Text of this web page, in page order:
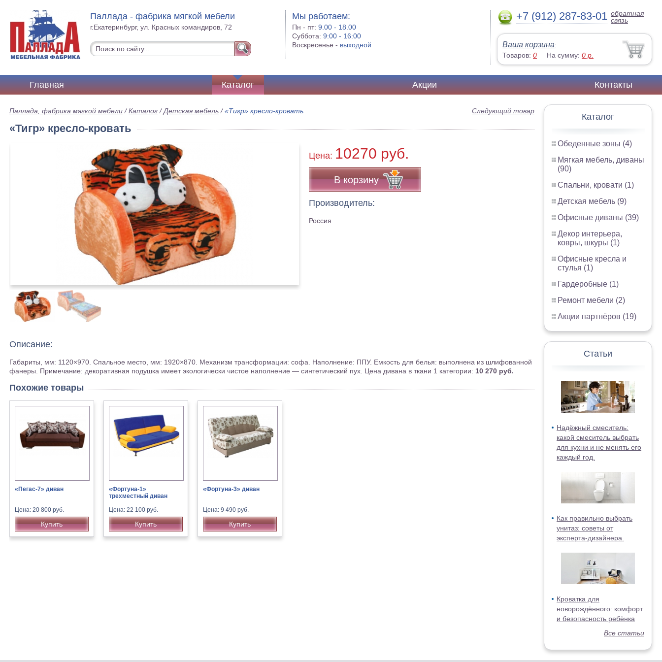
Паллада - фабрика мягкой мебели
г.Екатеринбург, ул. Красных командиров, 72
Мы работаем:
Пн - пт:9.00 - 18.00
Суббота:9:00 - 16:00
Воскресенье - выходной
+7 (912) 287-83-01 обратная
связь
Ваша корзина:
Товаров: 0 На сумму: 0 р.
Главная Каталог Акции Контакты
Каталог
Обеденные зоны (4)
Мягкая мебель, диваны
(90)
Спальни, кровати (1)
Детская мебель (9)
Офисные диваны (39)
Декор интерьера,
ковры, шкуры (1)
Офисные кресла и
стулья (1)
Гардеробные (1)
Ремонт мебели (2)
Акции партнёров (19)
Статьи
Надёжный смеситель:
какой смеситель выбрать
для кухни и не менять его
каждый год.
Как правильно выбрать
унитаз: советы от
эксперта-дизайнера.
Кроватка для
новорождённого: комфорт
и безопасность ребёнка
Все статьи
Следующий товар
Паллада, фабрика мягкой мебели /Каталог /Детская мебель /«Тигр» кресло-кровать
«Тигр» кресло-кровать
Цена: 10270 руб.
В корзину
Производитель:
Россия
Описание:
Габариты, мм: 1120×970. Спальное место, мм: 1920×870. Механизм трансформации: софа. Наполнение: ППУ. Емкость для белья: выполнена из шлифованной
фанеры. Примечание: декоративная подушка имеет экологически чистое наполнение — синтетический пух. Цена дивана в ткани 1 категории: 10 270 руб.
Похожие товары
«Пегас-7» диван
Цена: 20 800 руб.
Купить
«Фортуна-1»
трехместный диван
Цена: 22 100 руб.
Купить
«Фортуна-3» диван
Цена: 9 490 руб.
Купить